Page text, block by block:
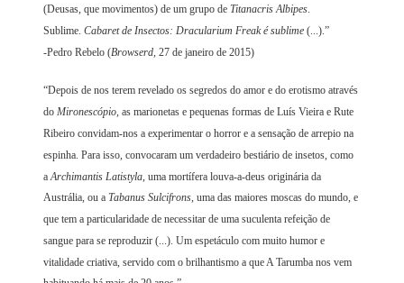
(Deusas, que movimentos) de um grupo deTitanacris Albipes.
Sublime.Cabaret de Insectos: Dracularium Freak é sublime (...).”
-Pedro Rebelo (Browserd , 27 de janeiro de 2015)
“Depois de nos terem revelado os segredos do amor e do erotismo através
doMironescópio, as marionetas e pequenas formas de Luís Vieira e Rute
Ribeiro convidam-nos a experimentar o horror e a sensação de arrepio na
espinha. Para isso, convocaram um verdadeiro bestiário de insetos, como
aArchimantis Latistyla , uma mortífera louva-a-deus originária da
Austrália, ou aTabanus Sulcifrons, uma das maiores moscas do mundo, e
que tem a particularidade de necessitar de uma suculenta refeição de
sangue para se reproduzir (...). Um espetáculo com muito humor e
vitalidade criativa, servido com o brilhantismo a que A Tarumba nos vem